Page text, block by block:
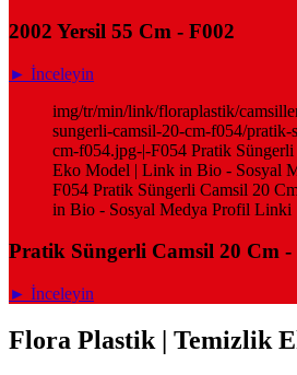
2002 Yersil 55 Cm - F002
► İnceleyin
img/tr/min/link/floraplastik/
sungerli-camsil-20-cm-f054/pratik-
cm-f054.jpg-|-F054 Pratik
Eko Model | Link in Bio - Sosyal
F054 Pratik Süngerli Camsil 20
in Bio - Sosyal Medya Profil Linki
Pratik Süngerli Camsil 20 Cm -
► İnceleyin
Flora Plastik | Temizlik